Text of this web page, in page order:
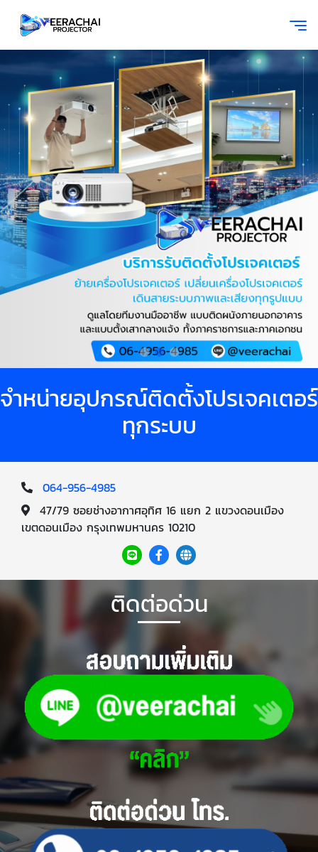
จำหน่ายอุปกรณ์ติดตั้งโปรเจคเตอร์
ทุกระบบ
064-956-4985
47/79 ซอยช่างอากาศอุทิศ 16 แยก 2 แขวงดอนเมือง
เขตดอนเมือง กรุงเทพมหานคร 10210
ติดต่อด่วน